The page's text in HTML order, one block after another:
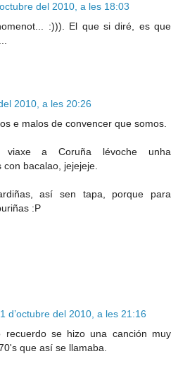
del 2010, a les 18:03
:))). El que si diré, es que
2010, a les 20:26
e malos de convencer que somos.
viaxe a Coruña lévoche unha
bacalao, jejejeje.
así sen tapa, porque para
:P
1 d’octubre del 2010, a les 21:16
se hizo una canción muy
que así se llamaba.